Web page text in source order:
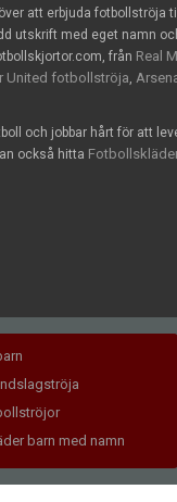
att erbjuda fotbollströja
utskrift med eget namn
från Real
United fotbollströja
och jobbar hårt för att
också hitta
barn med namn